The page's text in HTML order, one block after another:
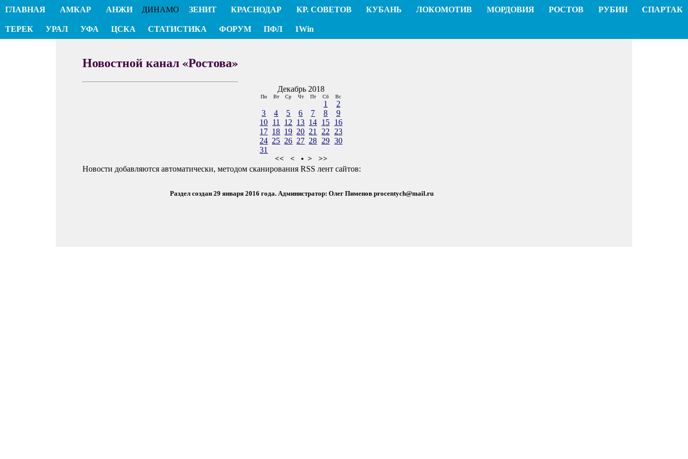
ГЛАВНАЯ АМКАР АНЖИ ДИНАМО ЗЕНИТ КРАСНОДАР КР. СОВЕТОВ КУБАНЬ ЛОКОМОТИВ МОРДОВИЯ РОСТОВ РУБИН СПАРТАК
ТЕРЕК УРАЛ УФА ЦСКА СТАТИСТИКА ФОРУМ ПФЛ 1Win
Новостной канал «Ростова»
Декабрь 2018
Пн Вт Ср Чт Пт Сб Вс
1
2
3
4 5 6 7 8
9
10 11 12 13 14 15 16
17 18 19 20 21 22
23
24 25 26 27 28 29 30
31
<< < • > >>
Новости добавляются автоматически, методом сканирования RSS лент сайтов:
Раздел создан 29 января 2016 года. Администратор: Олег Пименов procentych@mail.ru